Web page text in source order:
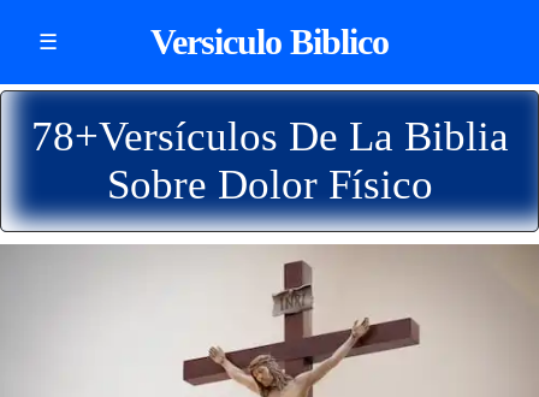
☰ Versiculo Biblico
78+Versículos De La Biblia
Sobre Dolor Físico